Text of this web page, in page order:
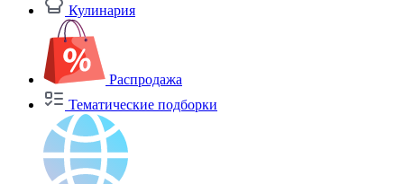
Кулинария
Распродажа
Тематические подборки